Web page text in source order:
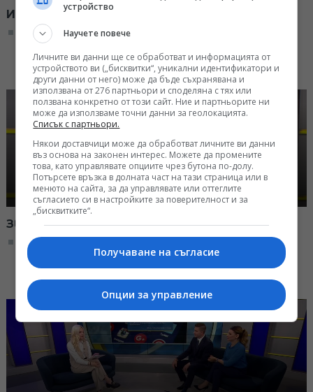
Историите зад кучетата спасители
08:50, 07.07.2026
Звездната сватба на Тейлър Суифт
08:50, 06.07.2026
устройство
Научете повече
Личните ви данни ще се обработват и информацията от
устройството ви („бисквитки“, уникални идентификатори и
други данни от него) може да бъде съхранявана и
използвана от 276 партньори и споделяна с тях или
ползвана конкретно от този сайт. Ние и партньорите ни
може да използваме точни данни за геолокацията.
Списък с партньори.
Някои доставчици може да обработват личните ви данни
въз основа на законен интерес. Можете да промените
това, като управлявате опциите чрез бутона по-долу.
Потърсете връзка в долната част на тази страница или в
менюто на сайта, за да управлявате или оттеглите
съгласието си в настройките за поверителност и за
„бисквитките“.
Получаване на съгласие
Опции за управление